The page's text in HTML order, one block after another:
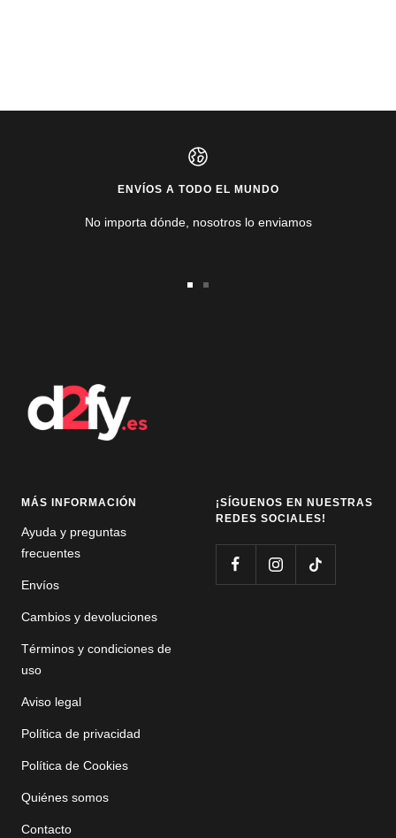
ENVÍOS A TODO EL MUNDO
No importa dónde, nosotros lo enviamos
MÁS INFORMACIÓN
Ayuda y preguntas
frecuentes
Envíos
Cambios y devoluciones
Términos y condiciones de
uso
Aviso legal
Política de privacidad
Política de Cookies
Quiénes somos
Contacto
¡SÍGUENOS EN NUESTRAS
REDES SOCIALES!